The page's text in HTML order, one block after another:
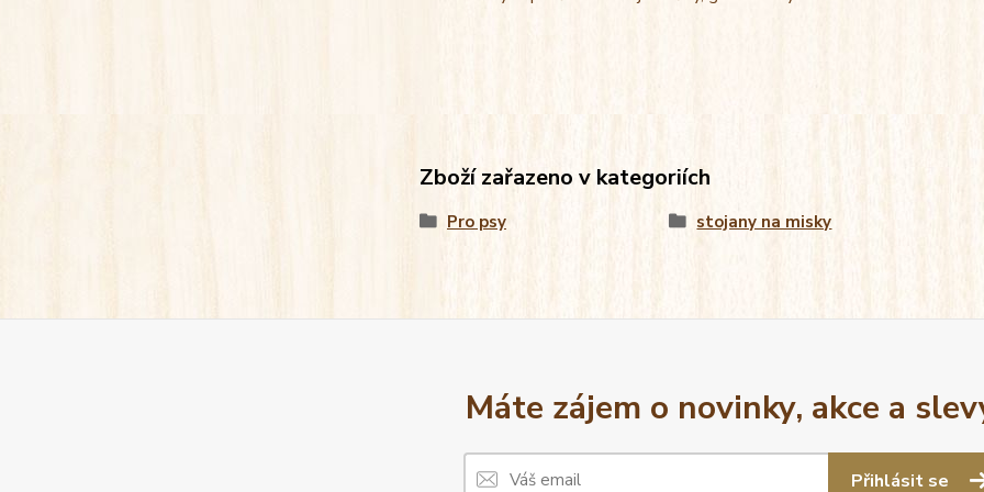
Zboží zařazeno v kategoriích
Pro psy stojany na misky
Máte zájem o novinky, akce a
Přihlásit se